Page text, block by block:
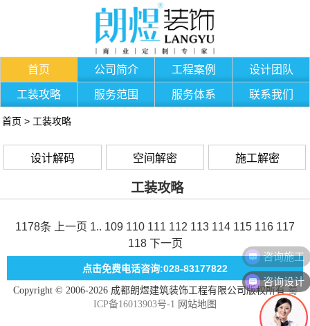
首页 公司简介 工程案例 设计团队
工装攻略 服务范围 服务体系 联系我们
首页 > 工装攻略
设计解码 空间解密 施工解密
工装攻略
1178条 上一页 1.. 109 110 111 112 113 114 115 116 117
118 下一页
点击免费电话咨询:028-83177822
Copyright © 2006-2026 成都朗煜建筑装饰工程有限公司版权所有蜀
ICP备16013903号-1 网站地图
咨询设计
咨询施工